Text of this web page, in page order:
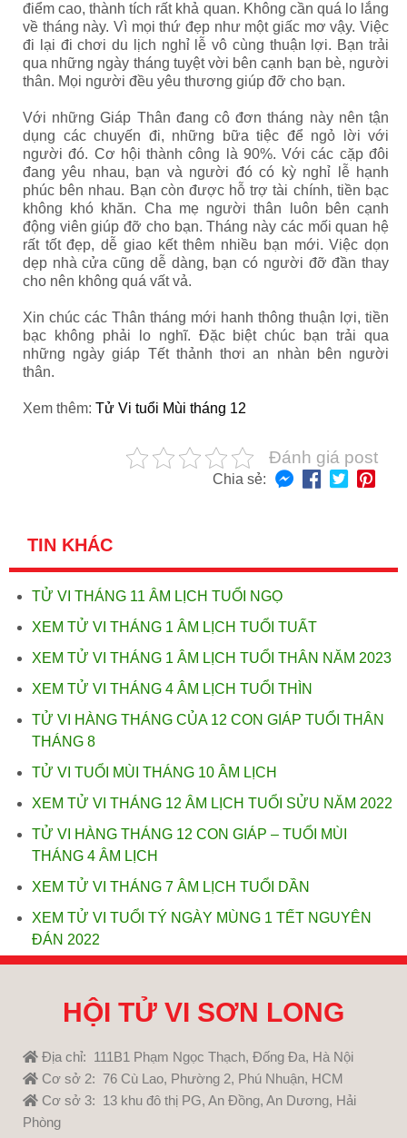
điểm cao, thành tích rất khả quan. Không cần quá lo lắng
về tháng này. Vì mọi thứ đẹp như một giấc mơ vậy. Việc
đi lại đi chơi du lịch nghỉ lễ vô cùng thuận lợi. Bạn trải
qua những ngày tháng tuyệt vời bên cạnh bạn bè, người
thân. Mọi người đều yêu thương giúp đỡ cho bạn.
Với những Giáp Thân đang cô đơn tháng này nên tận
dụng các chuyến đi, những bữa tiệc để ngỏ lời với
người đó. Cơ hội thành công là 90%. Với các cặp đôi
đang yêu nhau, bạn và người đó có kỳ nghỉ lễ hạnh
phúc bên nhau. Bạn còn được hỗ trợ tài chính, tiền bạc
không khó khăn. Cha mẹ người thân luôn bên cạnh
động viên giúp đỡ cho bạn. Tháng này các mối quan hệ
rất tốt đẹp, dễ giao kết thêm nhiều bạn mới. Việc dọn
dẹp nhà cửa cũng dễ dàng, bạn có người đỡ đần thay
cho nên không quá vất vả.
Xin chúc các Thân tháng mới hanh thông thuận lợi, tiền
bạc không phải lo nghĩ. Đặc biệt chúc bạn trải qua
những ngày giáp Tết thảnh thơi an nhàn bên người
thân.
Xem thêm: Tử Vi tuổi Mùi tháng 12
Đánh giá post
Chia sẻ:
TIN KHÁC
TỬ VI THÁNG 11 ÂM LỊCH TUỔI NGỌ
XEM TỬ VI THÁNG 1 ÂM LỊCH TUỔI TUẤT
XEM TỬ VI THÁNG 1 ÂM LỊCH TUỔI THÂN NĂM 2023
XEM TỬ VI THÁNG 4 ÂM LỊCH TUỔI THÌN
TỬ VI HÀNG THÁNG CỦA 12 CON GIÁP TUỔI THÂN
THÁNG 8
TỬ VI TUỔI MÙI THÁNG 10 ÂM LỊCH
XEM TỬ VI THÁNG 12 ÂM LỊCH TUỔI SỬU NĂM 2022
TỬ VI HÀNG THÁNG 12 CON GIÁP – TUỔI MÙI
THÁNG 4 ÂM LỊCH
XEM TỬ VI THÁNG 7 ÂM LỊCH TUỔI DẦN
XEM TỬ VI TUỔI TÝ NGÀY MÙNG 1 TẾT NGUYÊN
ĐÁN 2022
HỘI TỬ VI SƠN LONG
Địa chỉ: 111B1 Phạm Ngọc Thạch, Đống Đa, Hà Nội
Cơ sở 2: 76 Cù Lao, Phường 2, Phú Nhuận, HCM
Cơ sở 3: 13 khu đô thị PG, An Đồng, An Dương, Hải
Phòng